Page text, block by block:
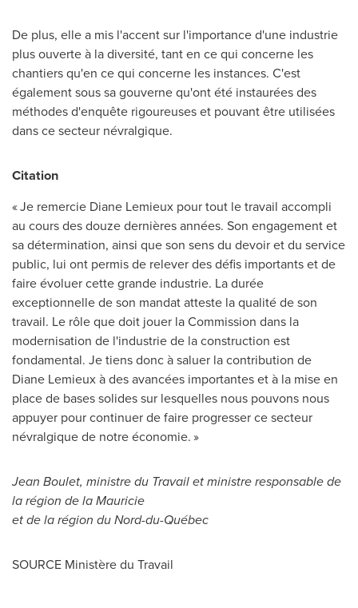
De plus, elle a mis l'accent sur l'importance d'une industrie
plus ouverte à la diversité, tant en ce qui concerne les
chantiers qu'en ce qui concerne les instances. C'est
également sous sa gouverne qu'ont été instaurées des
méthodes d'enquête rigoureuses et pouvant être utilisées
dans ce secteur névralgique.
Citation
« Je remercie Diane Lemieux pour tout le travail accompli
au cours des douze dernières années. Son engagement et
sa détermination, ainsi que son sens du devoir et du service
public, lui ont permis de relever des défis importants et de
faire évoluer cette grande industrie. La durée
exceptionnelle de son mandat atteste la qualité de son
travail. Le rôle que doit jouer la Commission dans la
modernisation de l'industrie de la construction est
fondamental. Je tiens donc à saluer la contribution de
Diane Lemieuxà des avancées importantes et à la mise en
place de bases solides sur lesquelles nous pouvons nous
appuyer pour continuer de faire progresser ce secteur
névralgique de notre économie. »
Jean Boulet, ministre du Travail et ministre responsable de
la région de la Mauricie
et de la région du Nord-du-Québec
SOURCE Ministère du Travail